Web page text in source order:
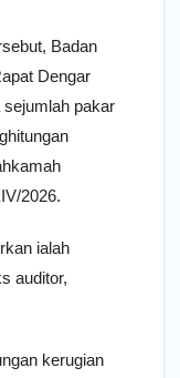
Badan
Dengar
pakar
2026.
ialah
auditor,
kerugian